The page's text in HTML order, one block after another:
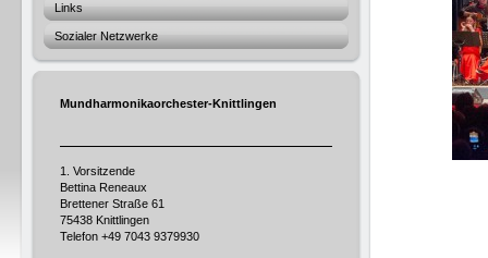
Links
Sozialer Netzwerke
Mundharmonikaorchester-Knittlingen
1. Vorsitzende
Bettina Reneaux
Brettener Straße 61
75438 Knittlingen
Telefon +49 7043 9379930